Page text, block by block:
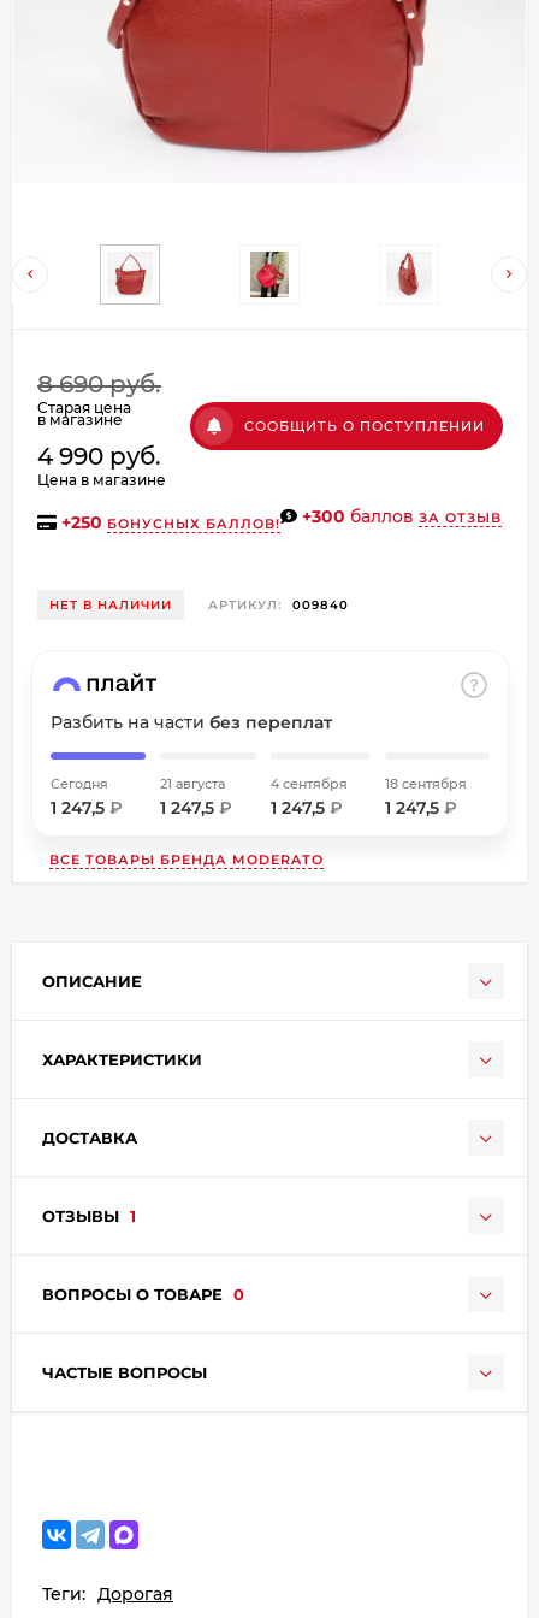
8 690 руб.
Старая цена
в магазине
4 990 руб.
Цена в магазине
СООБЩИТЬ О ПОСТУПЛЕНИИ
+250 БОНУСНЫХ БАЛЛОВ! +300 баллов ЗА ОТЗЫВ
НЕТ В НАЛИЧИИ АРТИКУЛ: 009840
Разбить на части без переплат
Сегодня
1 247,5 ₽
21 августа
1 247,5₽
4 сентября
1 247,5 ₽
18 сентября
1 247,5 ₽
ВСЕ ТОВАРЫ БРЕНДА MODERATO
ОПИСАНИЕ
ХАРАКТЕРИСТИКИ
ДОСТАВКА
ОТЗЫВЫ 1
ВОПРОСЫ О ТОВАРЕ 0
ЧАСТЫЕ ВОПРОСЫ
Добавляйте товары
в корзину
Оплачивайте сегодня только
Получайте товар
выбранный способом
списываться
по25 каждые 2 недели
Подробнее
25
2 недели
раз в 2 недели
8 800 302-02-51
Теги: Дорогая